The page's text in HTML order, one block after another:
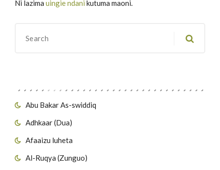
Abu Bakar As-swiddiq
Adhkaar (Dua)
Afaaizu luheta
Al-Ruqya (Zunguo)
Ni lazima uingie ndani kutuma maoni.